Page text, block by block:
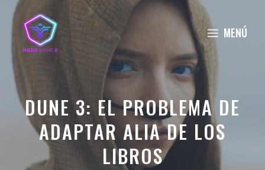
Saltar
contenido
MENÚ
DUNE 3: EL PROBLEMA DE
ADAPTAR ALIA DE LOS
LIBROS